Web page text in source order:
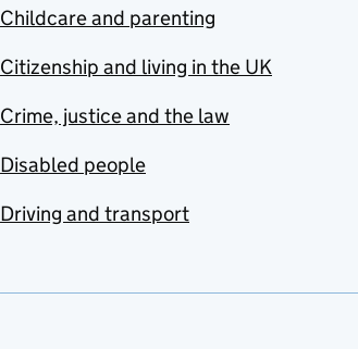
Childcare and parenting
Citizenship and living in the UK
Crime, justice and the law
Disabled people
Driving and transport